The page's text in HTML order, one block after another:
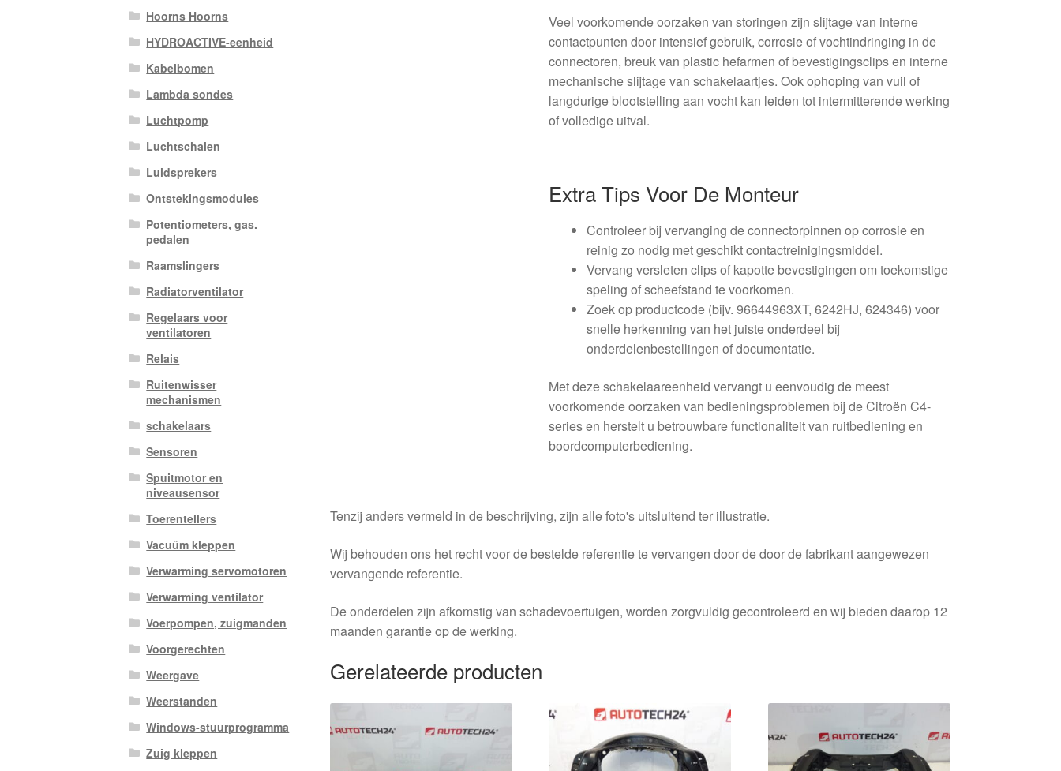
Veel voorkomende oorzaken van storingen zijn slijtage van interne
contactpunten door intensief gebruik, corrosie of vochtindringing in de
connectoren, breuk van plastic hefarmen of bevestigingsclips en interne
mechanische slijtage van schakelaartjes. Ook ophoping van vuil of
langdurige blootstelling aan vocht kan leiden tot intermitterende werking
of volledige uitval.
Extra Tips Voor De Monteur
Controleer bij vervanging de connectorpinnen op corrosie en
reinig zo nodig met geschikt contactreinigingsmiddel.
Vervang versleten clips of kapotte bevestigingen om toekomstige
speling of scheefstand te voorkomen.
Zoek op productcode (bijv. 96644963XT, 6242HJ, 624346) voor
snelle herkenning van het juiste onderdeel bij
onderdelenbestellingen of documentatie.
Met deze schakelaareenheid vervangt u eenvoudig de meest
voorkomende oorzaken van bedieningsproblemen bij de Citroën C4-
series en herstelt u betrouwbare functionaliteit van ruitbediening en
boordcomputerbediening.
Tenzij anders vermeld in de beschrijving, zijn alle foto's uitsluitend ter illustratie.
Wij behouden ons het recht voor de bestelde referentie te vervangen door de door de fabrikant aangewezen
vervangende referentie.
De onderdelen zijn afkomstig van schadevoertuigen, worden zorgvuldig gecontroleerd en wij bieden daarop 12
maanden garantie op de werking.
Gerelateerde producten
Hoorns Hoorns
HYDROACTIVE-eenheid
Kabelbomen
Lambda sondes
Luchtpomp
Luchtschalen
Luidsprekers
Ontstekingsmodules
Potentiometers, gas.
pedalen
Raamslingers
Radiatorventilator
Regelaars voor
ventilatoren
Relais
Ruitenwisser
mechanismen
schakelaars
Sensoren
Spuitmotor en
niveausensor
Toerentellers
Vacuüm kleppen
Verwarming servomotoren
Verwarming ventilator
Voerpompen, zuigmanden
Voorgerechten
Weergave
Weerstanden
Windows-stuurprogramma
Zuig kleppen